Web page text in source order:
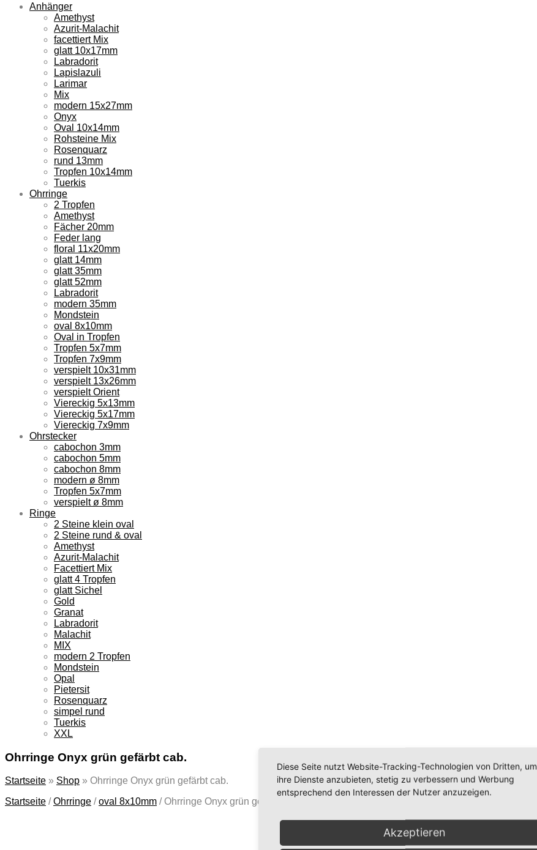
Anhänger
Amethyst
Azurit-Malachit
facettiert Mix
glatt 10x17mm
Labradorit
Lapislazuli
Larimar
Mix
modern 15x27mm
Onyx
Oval 10x14mm
Rohsteine Mix
Rosenquarz
rund 13mm
Tropfen 10x14mm
Tuerkis
Ohrringe
2 Tropfen
Amethyst
Fächer 20mm
Feder lang
floral 11x20mm
glatt 14mm
glatt 35mm
glatt 52mm
Labradorit
modern 35mm
Mondstein
oval 8x10mm
Oval in Tropfen
Tropfen 5x7mm
Tropfen 7x9mm
verspielt 10x31mm
verspielt 13x26mm
verspielt Orient
Viereckig 5x13mm
Viereckig 5x17mm
Viereckig 7x9mm
Ohrstecker
cabochon 3mm
cabochon 5mm
cabochon 8mm
modern ø 8mm
Tropfen 5x7mm
verspielt ø 8mm
Ringe
2 Steine klein oval
2 Steine rund & oval
Amethyst
Azurit-Malachit
Facettiert Mix
glatt 4 Tropfen
glatt Sichel
Gold
Granat
Labradorit
Malachit
MIX
modern 2 Tropfen
Mondstein
Opal
Pietersit
Rosenquarz
simpel rund
Tuerkis
XXL
Ohrringe Onyx grün gefärbt cab.
Startseite » Shop » Ohrringe Onyx grün gefärbt cab.
Startseite /Ohrringe /oval 8x10mm /Ohrringe Onyx grün gefärbt cab.
Diese Seite nutzt Website-Tracking-Technologien von Dritten, um
ihre Dienste anzubieten, stetig zu verbessern und Werbung
entsprechend den Interessen der Nutzer anzuzeigen.
Akzeptieren